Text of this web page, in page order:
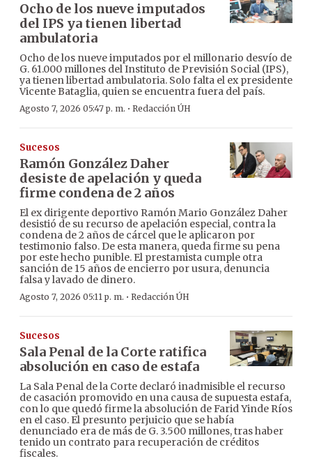
Ocho de los nueve imputados
del IPS ya tienen libertad
ambulatoria
Ocho de los nueve imputados por el millonario desvío de
G. 61.000 millones del Instituto de Previsión Social (IPS),
ya tienen libertad ambulatoria. Solo falta el ex presidente
Vicente Bataglia, quien se encuentra fuera del país.
Agosto 7, 2026 05:47 p. m. · Redacción ÚH
Sucesos
Ramón González Daher
desiste de apelación y queda
firme condena de 2 años
El ex dirigente deportivo Ramón Mario González Daher
desistió de su recurso de apelación especial, contra la
condena de 2 años de cárcel que le aplicaron por
testimonio falso. De esta manera, queda firme su pena
por este hecho punible. El prestamista cumple otra
sanción de 15 años de encierro por usura, denuncia
falsa y lavado de dinero.
Agosto 7, 2026 05:11 p. m. · Redacción ÚH
Sucesos
Sala Penal de la Corte ratifica
absolución en caso de estafa
La Sala Penal de la Corte declaró inadmisible el recurso
de casación promovido en una causa de supuesta estafa,
con lo que quedó firme la absolución de Farid Yinde Ríos
en el caso. El presunto perjuicio que se había
denunciado era de más de G. 3.500 millones, tras haber
tenido un contrato para recuperación de créditos
fiscales.